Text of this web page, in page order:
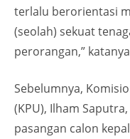
terlalu berorientasi
(seolah) sekuat
perorangan,”
Sebelumnya,
(KPU), Ilham
pasangan calon